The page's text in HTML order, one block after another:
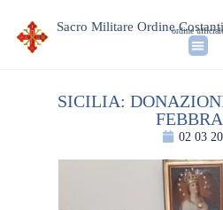
Sacro Militare Ordineordine
SICILIA:
02 03